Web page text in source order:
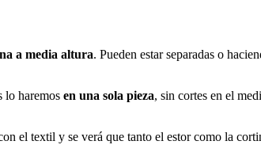
a media altura. Pueden estar separadas o
lo haremos en una sola pieza, sin cortes en el
el textil y se verá que tanto el estor como la